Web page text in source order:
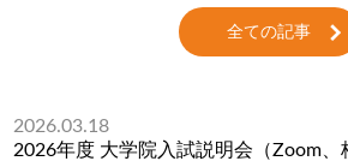
全ての記事
2026.03.18
2026年度 大学院入試説明会（Zoom、